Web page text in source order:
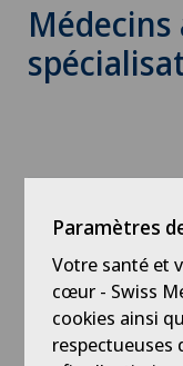
Hôpital de La
Dr méd.
Spécialisation
Chirurgie du
Paramètres
Votre santé et
cœur - Swiss
cookies ainsi
respectueuses